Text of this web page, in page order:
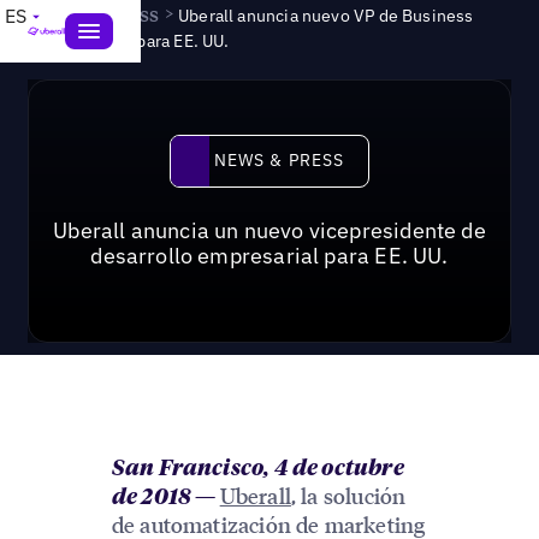
ES News & Press > Uberall anuncia nuevo VP de Business
Development para EE. UU.
News & Press
NEWS & PRESS
Uberall anuncia un nuevo vicepresidente de
desarrollo empresarial para EE. UU.
San Francisco, 4 de octubre
de 2018— Uberall, la solución
de automatización de marketing